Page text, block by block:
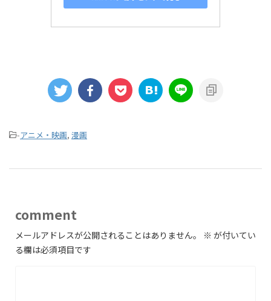
-アニメ・映画, 漫画
comment
メールアドレスが公開されることはありません。 ※ が付いてい
る欄は必須項目です